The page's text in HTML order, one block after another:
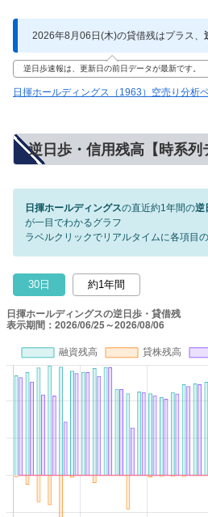
2026年8月06日(木)の貸借残はプラス、
逆日歩速報は、更新日の前日データが最新です。
日揮ホールディングス（1963）空売り分析
逆日歩・信用残高【時系列
日揮ホールディングスの直近約1年間の逆
が一目でわかるグラフ
ラベルクリックでリアルタイムに各項目
30日 約1年間